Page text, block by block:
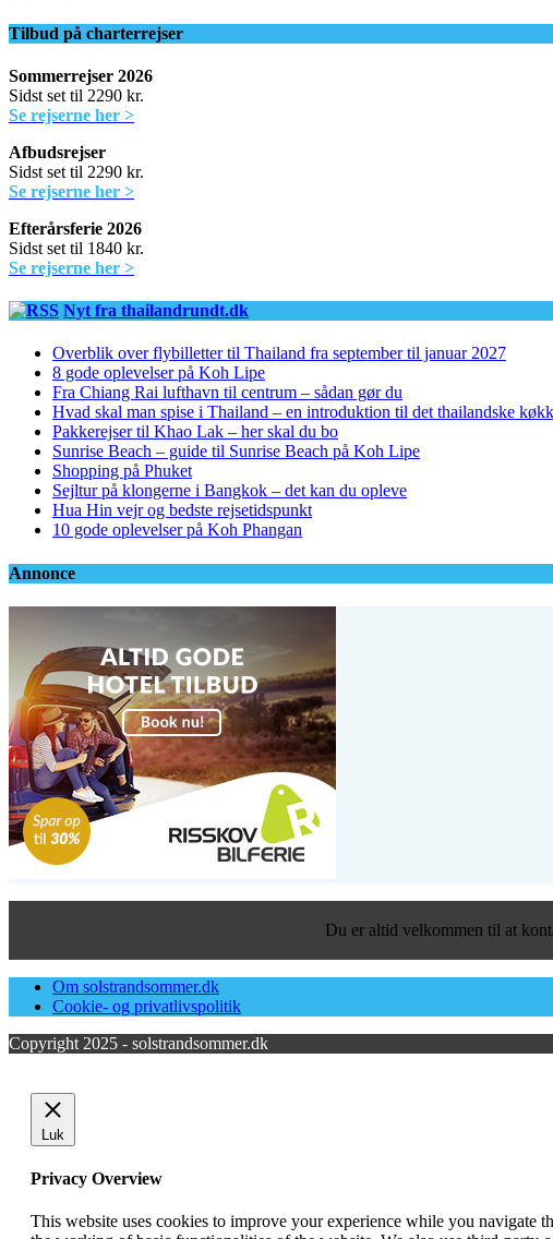
Tilbud på charterrejser
Sommerrejser 2026
Sidst set til 2290 kr.
Se rejserne her >
Afbudsrejser
Sidst set til 2290 kr.
Se rejserne her >
Efterårsferie 2026
Sidst set til 1840 kr.
Se rejserne her >
Nyt fra thailandrundt.dk
Overblik over flybilletter til Thailand fra september til januar 2027
8 gode oplevelser på Koh Lipe
Fra Chiang Rai lufthavn til centrum – sådan gør du
Hvad skal man spise i Thailand – en introduktion til det thailandske
Pakkerejser til Khao Lak – her skal du bo
Sunrise Beach – guide til Sunrise Beach på Koh Lipe
Shopping på Phuket
Sejltur på klongerne i Bangkok – det kan du opleve
Hua Hin vejr og bedste rejsetidspunkt
10 gode oplevelser på Koh Phangan
Annonce
Du er altid velkommen til at
Om solstrandsommer.dk
Cookie- og privatlivspolitik
Copyright 2025 - solstrandsommer.dk
Luk
Privacy Overview
This website uses cookies to improve your experience while you navigate